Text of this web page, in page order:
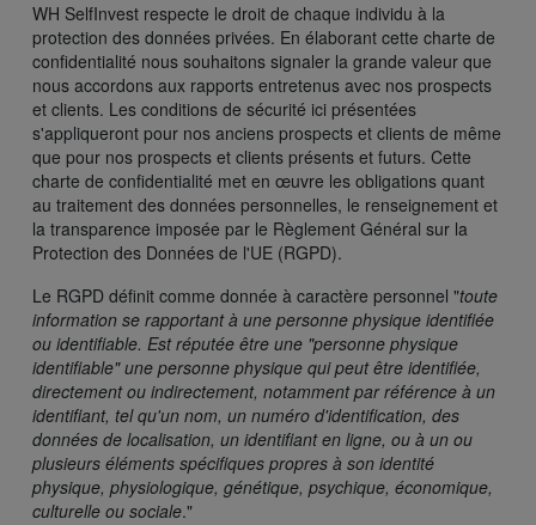
WH SelfInvest respecte le droit de chaque individu à la
protection des données privées. En élaborant cette charte de
confidentialité nous souhaitons signaler la grande valeur que
nous accordons aux rapports entretenus avec nos prospects
et clients. Les conditions de sécurité ici présentées
s'appliqueront pour nos anciens prospects et clients de même
que pour nos prospects et clients présents et futurs. Cette
charte de confidentialité met en œuvre les obligations quant
au traitement des données personnelles, le renseignement et
la transparence imposée par le Règlement Général sur la
Protection des Données de l'UE (RGPD).
Le RGPD définit comme donnée à caractère personnel "toute
information se rapportant à une personne physique identifiée
ou identifiable. Est réputée être une "personne physique
identifiable" une personne physique qui peut être identifiée,
directement ou indirectement, notamment par référence à un
identifiant, tel qu'un nom, un numéro d'identification, des
données de localisation, un identifiant en ligne, ou à un ou
plusieurs éléments spécifiques propres à son identité
physique, physiologique, génétique, psychique, économique,
culturelle ou sociale."